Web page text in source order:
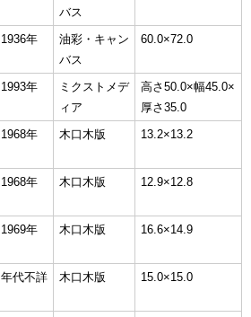
バス
1936年
油彩・キャン
バス
60.0×72.0
1993年
ミクストメデ
ィア
高さ50.0×幅45.0×
厚さ35.0
1968年 木口木版 13.2×13.2
1968年 木口木版 12.9×12.8
1969年 木口木版 16.6×14.9
年代不詳 木口木版 15.0×15.0